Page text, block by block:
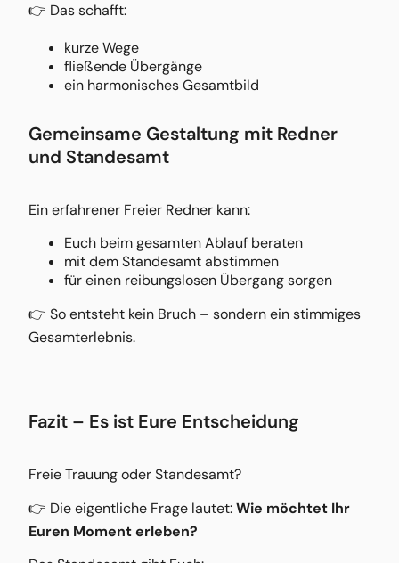
👉 Das schafft:
kurze Wege
fließende Übergänge
ein harmonisches Gesamtbild
Gemeinsame Gestaltung mit Redner
und Standesamt
Ein erfahrener Freier Redner kann:
Euch beim gesamten Ablauf beraten
mit dem Standesamt abstimmen
für einen reibungslosen Übergang sorgen
👉 So entsteht kein Bruch – sondern ein stimmiges
Gesamterlebnis.
Fazit – Es ist Eure Entscheidung
Freie Trauung oder Standesamt?
👉 Die eigentliche Frage lautet:Wie möchtet Ihr
Euren Moment erleben?